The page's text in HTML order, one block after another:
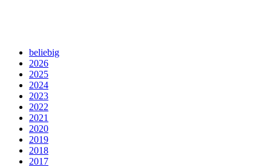
beliebig
2026
2025
2024
2023
2022
2021
2020
2019
2018
2017